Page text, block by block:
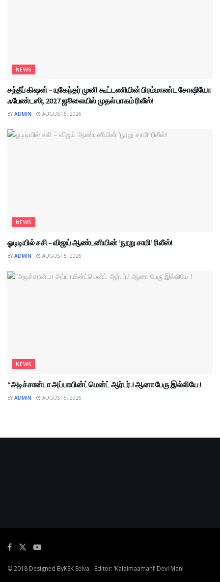
NEWS
சந்தீப் கிஷன் – யுகேந்தர் முனி கூட்டணியின் பிரம்மாண்ட சோஷியோ
ஃபேண்டஸி; 2027 ஜூலையில் முதல் பாகம் ரிலீஸ்!
BY ADMIN AUGUST 5, 2026
NEWS
ஓடிடியில் சசி – விஜய் ஆண்டனியின் ‘நூறு சாமி’ ரிலீஸ்!
BY ADMIN AUGUST 5, 2026
NEWS
“அடிச்சான்டா அப்பாயின்ட்மென்ட் ஆர்டர்.! ஆனா பேரு இல்லியே !
BY ADMIN AUGUST 5, 2026
© 2018 Designed ByKSK Selva - Editor: ‘Kalaimaamani’ Devi Mani